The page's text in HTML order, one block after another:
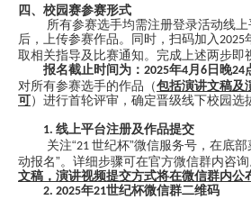
四、校园赛参赛形式
所有参赛选手均需注册登录活动线
后，上传参赛作品。同时，扫码加入 2025
取相关指导及比赛通知。完成上述两步即
报名截止时间为：2025年4 月6 日晚24
对所有参赛选手的作品（包括演讲文稿及
可）进行首轮评审，确定晋级线下校园选
1.线上平台注册及作品提交
关注“21世纪杯”微信服务号，在底
动报名”。详细步骤可在官方微信群内咨询
文稿，演讲视频提交方式将在微信群内公
2. 2025年21世纪杯微信群二维码